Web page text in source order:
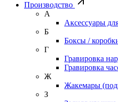
Производство
А
Аксессуары
Б
Боксы /
Г
Гравировка
Гравировка
Ж
Жакемары
З